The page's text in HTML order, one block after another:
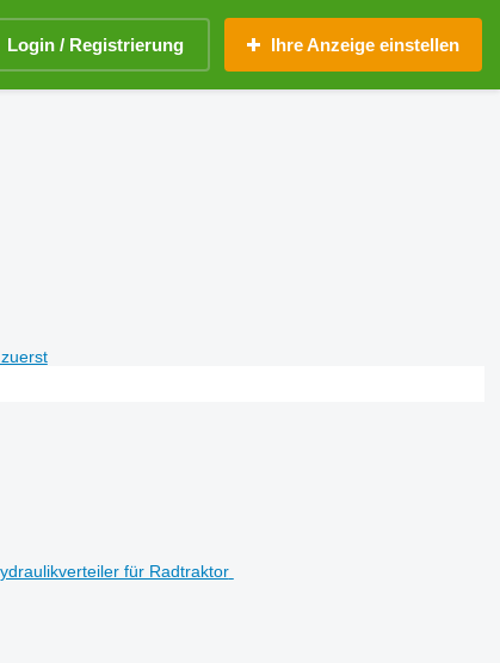
Login / Registrierung Ihre Anzeige einstellen